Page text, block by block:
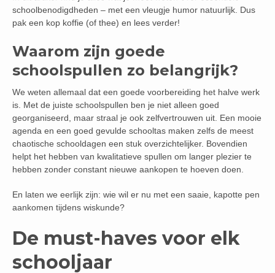
schoolbenodigdheden – met een vleugje humor natuurlijk. Dus
pak een kop koffie (of thee) en lees verder!
Waarom zijn goede
schoolspullen zo belangrijk?
We weten allemaal dat een goede voorbereiding het halve werk
is. Met de juiste schoolspullen ben je niet alleen goed
georganiseerd, maar straal je ook zelfvertrouwen uit. Een mooie
agenda en een goed gevulde schooltas maken zelfs de meest
chaotische schooldagen een stuk overzichtelijker. Bovendien
helpt het hebben van kwalitatieve spullen om langer plezier te
hebben zonder constant nieuwe aankopen te hoeven doen.
En laten we eerlijk zijn: wie wil er nu met een saaie, kapotte pen
aankomen tijdens wiskunde?
De must-haves voor elk
schooljaar